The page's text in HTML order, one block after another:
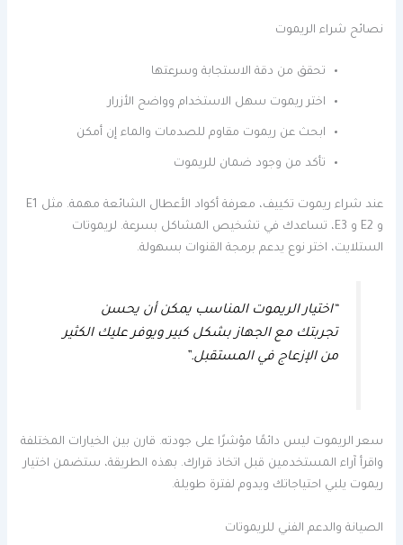
نصائح شراء الريموت
تحقق من دقة الاستجابة وسرعتها
اختر ريموت سهل الاستخدام وواضح الأزرار
ابحث عن ريموت مقاوم للصدمات والماء إن أمكن
تأكد من وجود ضمان للريموت
عند شراء ريموت تكييف، معرفة أكواد الأعطال الشائعة مهمة. مثل E1
و E2 و E3، تساعدك في تشخيص المشاكل بسرعة. لريموتات
الستلايت، اختر نوع يدعم برمجة القنوات بسهولة.
“اختيار الريموت المناسب يمكن أن يحسن
تجربتك مع الجهاز بشكل كبير ويوفر عليك الكثير
من الإزعاج في المستقبل.”
سعر الريموت ليس دائمًا مؤشرًا على جودته. قارن بين الخيارات المختلفة
واقرأ آراء المستخدمين قبل اتخاذ قرارك. بهذه الطريقة، ستضمن اختيار
ريموت يلبي احتياجاتك ويدوم لفترة طويلة.
الصيانة والدعم الفني للريموتات